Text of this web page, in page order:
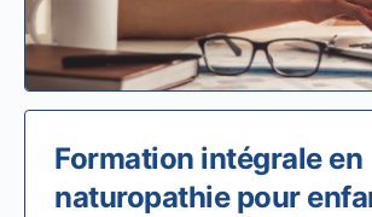
Formation intégrale en
naturopathie pour